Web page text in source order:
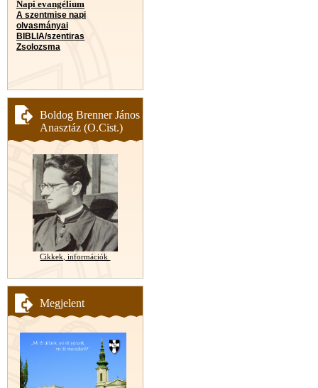
Napi evangélium
A szentmise napi
olvasmányai
BIBLIA/szentiras
Zsolozsma
Boldog Brenner János
Anasztáz (O.Cist.)
Cikkek, információk
Megjelent